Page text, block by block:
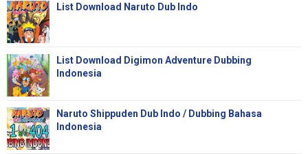
List Download Naruto Dub Indo
List Download Digimon Adventure Dubbing
Indonesia
Naruto Shippuden Dub Indo / Dubbing Bahasa
Indonesia